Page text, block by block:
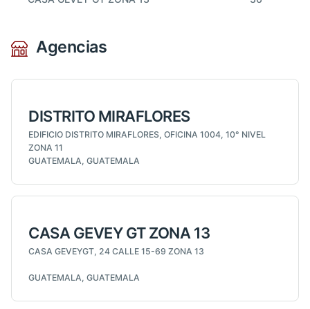
Agencias
DISTRITO MIRAFLORES
EDIFICIO DISTRITO MIRAFLORES, OFICINA 1004, 10° NIVEL
ZONA 11
GUATEMALA, GUATEMALA
CASA GEVEY GT ZONA 13
CASA GEVEYGT, 24 CALLE 15-69 ZONA 13
GUATEMALA, GUATEMALA